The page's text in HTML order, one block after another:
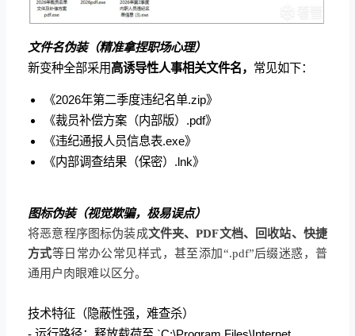
文件名伪装（精准拿捏职场心理）
新变种全部采用高诱导性人事相关文件名， 常见如下：
《2026年第二季度违纪名单.zip》
《裁员补偿方案（内部版）.pdf》
《违纪通报人员信息表.exe》
《内部调查结果（保密）.lnk》
图标伪装（视觉欺骗，极易误点）
将恶意程序图标伪装成文件夹、PDF文档、回收站、快捷
方式等日常办公常见样式，甚至添加“.pdf”后缀迷惑，普
通用户肉眼难以区分。
技术特征（隐蔽性强，难查杀）